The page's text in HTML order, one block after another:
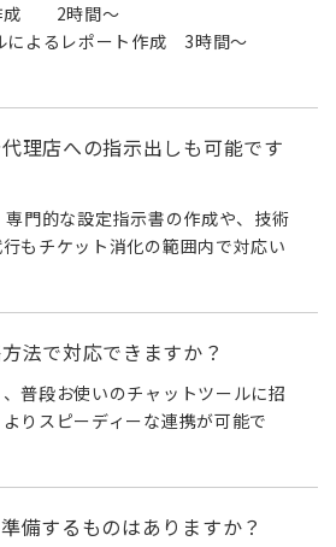
成 2時間～
によるレポート作成 3時間～
理店への指示出しも可能です
専門的な設定指示書の作成や、技術
もチケット消化の範囲内で対応い
法で対応できますか？
普段お使いのチャットツールに招
りスピーディーな連携が可能で
備するものはありますか？